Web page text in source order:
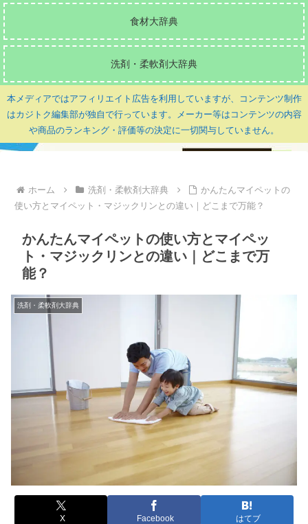
食材大辞典
洗剤・柔軟剤大辞典
本メディアではアフィリエイト広告を利用していますが、コンテンツ制作
はカジトク編集部が独自で行っています。メーカー等はコンテンツの内容
や商品のランキング・評価等の決定に一切関与していません。
ホーム 洗剤・柔軟剤大辞典
かんたんマイペットの
使い方とマイペット・マジックリンとの違い｜どこまで万能？
かんたんマイペットの使い方とマイペッ
ト・マジックリンとの違い｜どこまで万
能？
洗剤・柔軟剤大辞典
X Facebook はてブ